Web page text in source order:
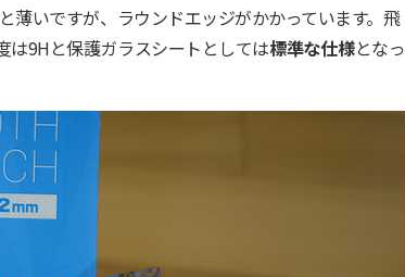
薄いですが、ラウンドエッジがかかっています。飛
は9Hと保護ガラスシートとしては標準な仕様となっ